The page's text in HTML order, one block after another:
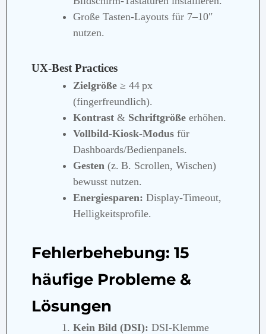
Große Tasten‑Layouts für 7–10″
nutzen.
UX‑Best Practices
Zielgröße ≥ 44 px
(fingerfreundlich).
Kontrast & Schriftgröße erhöhen.
Vollbild‑Kiosk‑Modus für
Dashboards/Bedienpanels.
Gesten (z. B. Scrollen, Wischen)
bewusst nutzen.
Energiesparen: Display‑Timeout,
Helligkeitsprofile.
Fehlerbehebung: 15
häufige Probleme &
Lösungen
Kein Bild (DSI): DSI‑Klemme